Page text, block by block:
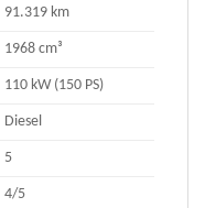
91.319 km
1968 cm³
110 kW (150 PS)
Diesel
5
4/5